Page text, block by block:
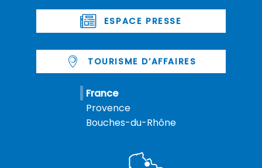
ESPACE PRESSE
TOURISME D’AFFAIRES
France
Provence
Bouches-du-Rhône